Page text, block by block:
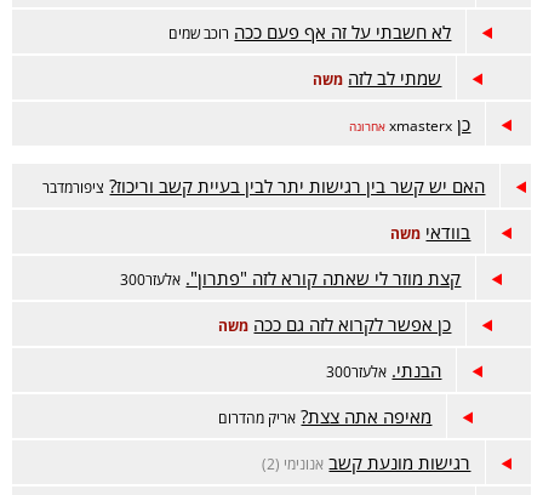
לא חשבתי על זה אף פעם ככה רוכב שמים
שמתי לב לזה משה
כן xmasterx אחרונה
האם יש קשר בין רגישות יתר לבין בעיית קשב וריכוז? ציפורמדבר
בוודאי משה
קצת מוזר לי שאתה קורא לזה "פתרון". אלעזר300
כן אפשר לקרוא לזה גם ככה משה
הבנתי. אלעזר300
מאיפה אתה צצת? אריק מהדרום
רגישות מונעת קשב אנונימי (2)